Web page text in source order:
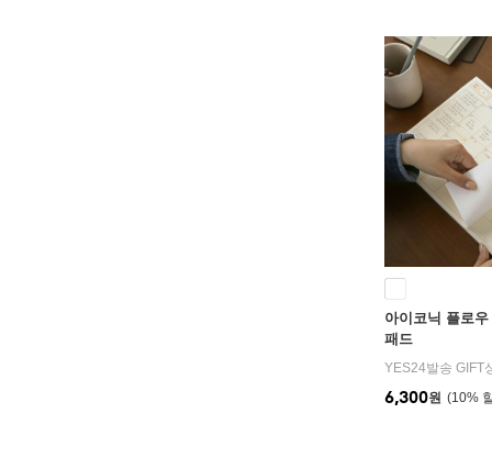
아이코닉 플로
패드
YES24발송 GIFT
10%
6,300원